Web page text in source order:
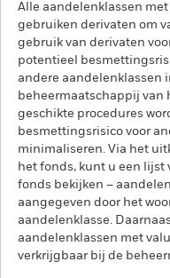
Alle aandelenklassen
gebruiken derivaten om
gebruik van derivaten
potentieel
andere aandelenklassen
beheermaatschappij van
geschikte procedures
besmettingsrisico voor
minimaliseren. Via het
het fonds, kunt u een lijst
fonds bekijken –
aangegeven door het
aandelenklasse.
aandelenklassen met
verkrijgbaar bij de